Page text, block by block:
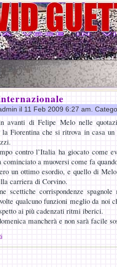
il 11 Feb 2009 6:27 am.
avanti di Felipe Melo nelle
la Fiorentina che si ritrova in casa
contro l’Italia ha giocato come
cominciato a muoversi come fa
un ottimo esordio, e quello di
carriera di Corvino.
scettiche corrispondenze
qualcuno funzioni meglio da noi
ai più cadenzati ritmi iberici.
mancherà e non sarà facile